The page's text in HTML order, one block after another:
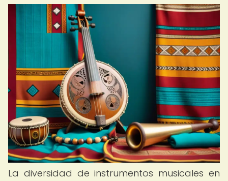
La diversidad de instrumentos musicales en